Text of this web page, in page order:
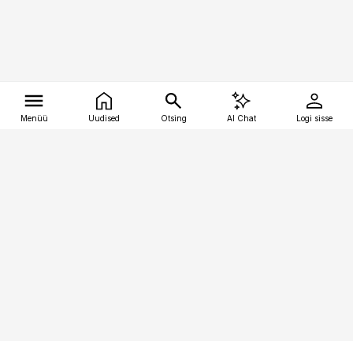
Menüü Uudised Otsing AI Chat Logi sisse